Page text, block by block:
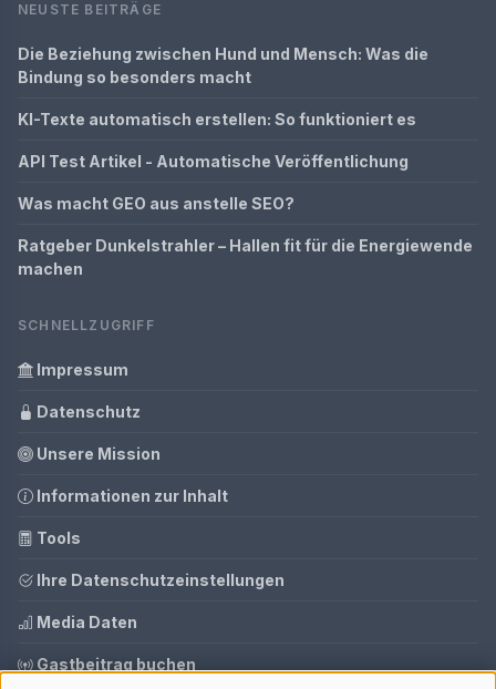
NEUSTE BEITRÄGE
Die Beziehung zwischen Hund und Mensch: Was die
Bindung so besonders macht
KI-Texte automatisch erstellen: So funktioniert es
API Test Artikel - Automatische Veröffentlichung
Was macht GEO aus anstelle SEO?
Ratgeber Dunkelstrahler – Hallen fit für die Energiewende
machen
SCHNELLZUGRIFF
Impressum
Datenschutz
Unsere Mission
Informationen zur Inhalt
Tools
Ihre Datenschutzeinstellungen
Media Daten
Gastbeitrag buchen